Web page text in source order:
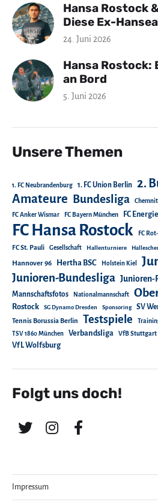
Hansa Rostock
Diese Ex-
24. Juni 2026
Hansa Rostock:
an Bord
5. Juni 2026
Unsere Themen
1. FC Neubrandenburg 1. FC Union Berlin 2.
Amateure Bundesliga
FC Anker Wismar FC Bayern München FC
FC Hansa Rostock FC
FC St. Pauli Gesellschaft Hallenturniere
Hannover 96 Hertha BSC Holstein Kiel
Junioren-Bundesliga Junioren-
Mannschaftsfotos
Nationalmannschaft
Rostock SG Dynamo Dresden Sponsoring SV
Tennis Borussia Berlin Testspiele
TSV 1860 München Verbandsliga VfB Stuttgart
VfL Wolfsburg
Folgt uns doch!
Impressum